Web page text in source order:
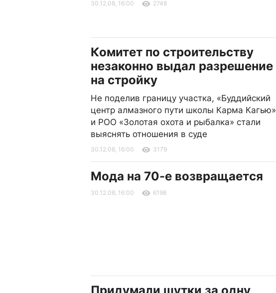
30.12.08, 16:00 2748
Комитет по строительству
незаконно выдал разрешение
на стройку
Не поделив границу участка, «Буддийский
центр алмазного пути школы Карма Кагью»
и РОО «Золотая охота и рыбалка» стали
выяснять отношения в суде
30.12.08, 16:00 3179
Мода на 70-е возвращается
30.12.08, 16:00 6198